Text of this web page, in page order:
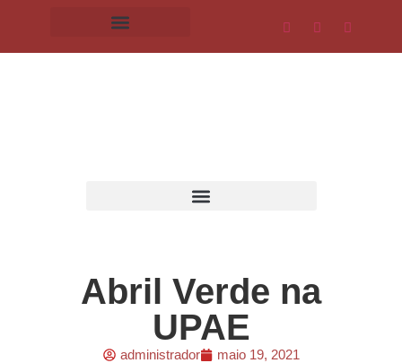
Abril Verde na
UPAE
administrador maio 19, 2021